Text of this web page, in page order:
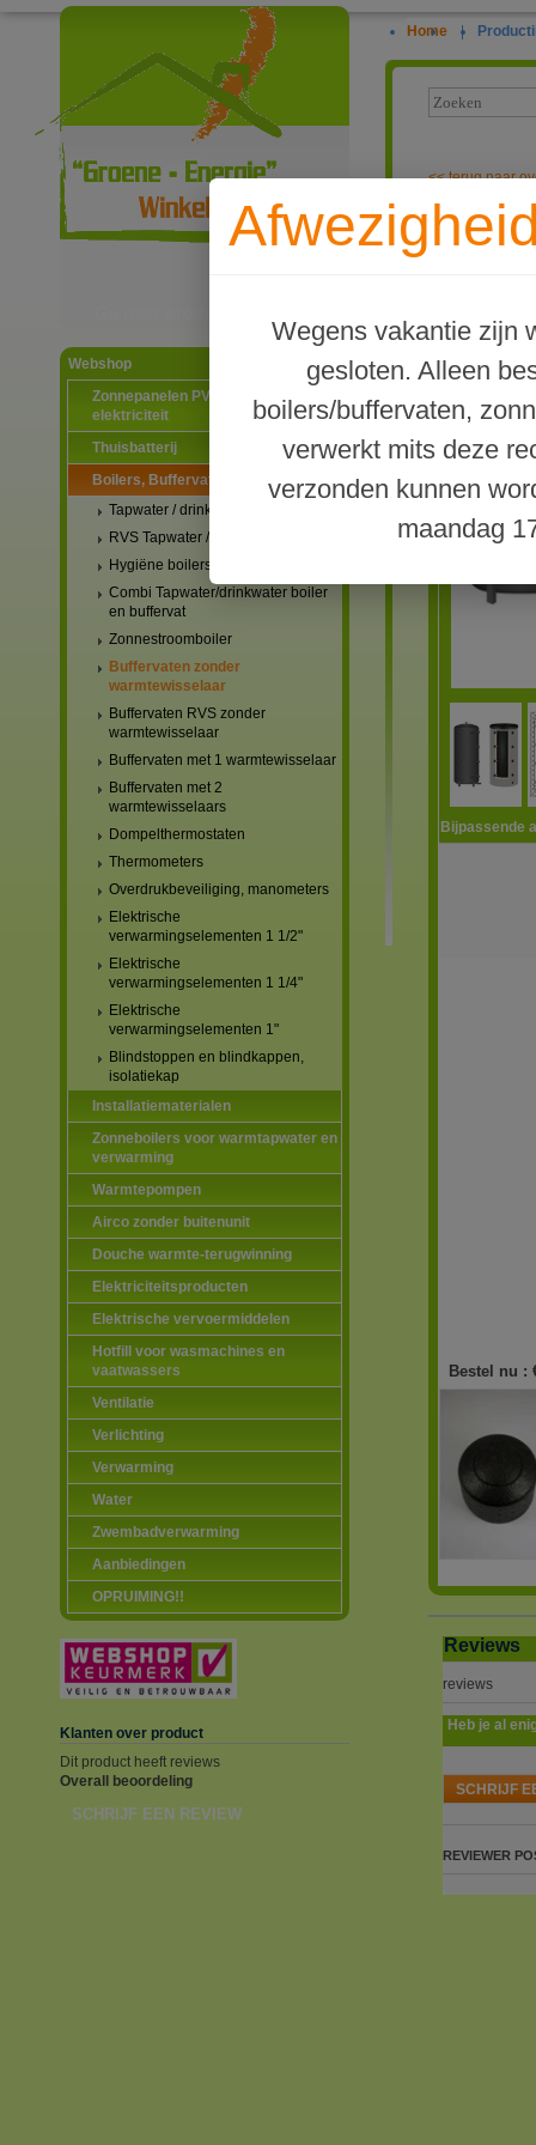
Webshop
Zonnepanelen PV-systemen
elektriciteit
Thuisbatterij
Boilers, Buffervaten en toebehoren
Tapwater / drinkwater boilers
RVS Tapwater / drinkwater boilers
Hygiëne boilers
Combi Tapwater/drinkwater boiler
en buffervat
Zonnestroomboiler
Buffervaten zonder
warmtewisselaar
Buffervaten RVS zonder
warmtewisselaar
Buffervaten met 1 warmtewisselaar
Buffervaten met 2
warmtewisselaars
Dompelthermostaten
Thermometers
Overdrukbeveiliging, manometers
Elektrische
verwarmingselementen 1 1/2"
Elektrische
verwarmingselementen 1 1/4"
Elektrische
verwarmingselementen 1"
Blindstoppen en blindkappen,
isolatiekap
Installatiematerialen
Zonneboilers voor warmtapwater en
verwarming
Warmtepompen
Airco zonder buitenunit
Douche warmte-terugwinning
Elektriciteitsproducten
Elektrische vervoermiddelen
Hotfill voor wasmachines en
vaatwassers
Ventilatie
Verlichting
Verwarming
Water
Zwembadverwarming
Aanbiedingen
OPRUIMING!!
Klanten over product
Dit product heeft reviews
Overall beoordeling
SCHRIJF EEN REVIEW
Home |
Wegens vakantie zijn
gesloten. Alleen
boilers/buffervaten,
verwerkt mits deze
verzonden kunnen
maandag
<<terug naar
TWL Type
Bestel nu :
Bijpassende
Reviews
reviews
Heb je al
SCHRIJF
REVIEWER